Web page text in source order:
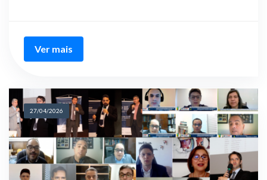
Ver mais
27/04/2026